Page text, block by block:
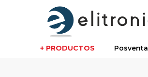
+ PRODUCTOS Posventa